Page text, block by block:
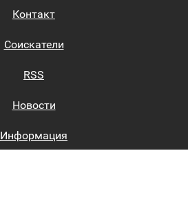
Контакт
Соискатели
RSS
Новости
Информация